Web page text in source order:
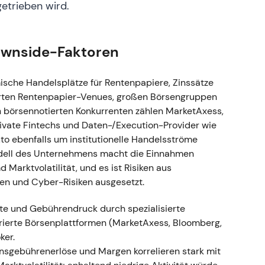
- Technisch: Konstruktive
in den Vorsitz des Verwaltungsrats); die
und sollte den Produktfahrplan im Treasury-
Der Markt bewertete den internen Nachfolger
durch den Integrationsplan und den
Bullishe Fortsetzung – die interne
was zu einer Erleichterungsrally bzw. einem
Marktanteilsgewinne, internationale Expansion
Tradeweb wurde zunehmend als
mit Skalenvorteilen in Daten und
- Technisch: Starker Aufwärtstrend und
wird.
Faktoren
Handelsplätze für Rentenpapiere, Zinssätze
Rentenpapier-Venues, großen Börsengruppen
Konkurrenten zählen MarketAxess,
Fintechs und Daten-/Execution-Provider wie
ebenfalls um institutionelle Handelsströme
des Unternehmens macht die Einnahmen
Marktvolatilität, und es ist Risiken aus
und Cyber-Risiken ausgesetzt.
und Gebührendruck durch spezialisierte
Börsenplattformen (MarketAxess, Bloomberg,
und Margen korrelieren stark mit